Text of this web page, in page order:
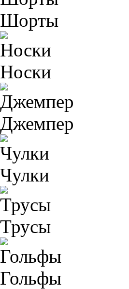
Шорты
Носки
Джемпер
Чулки
Трусы
Гольфы